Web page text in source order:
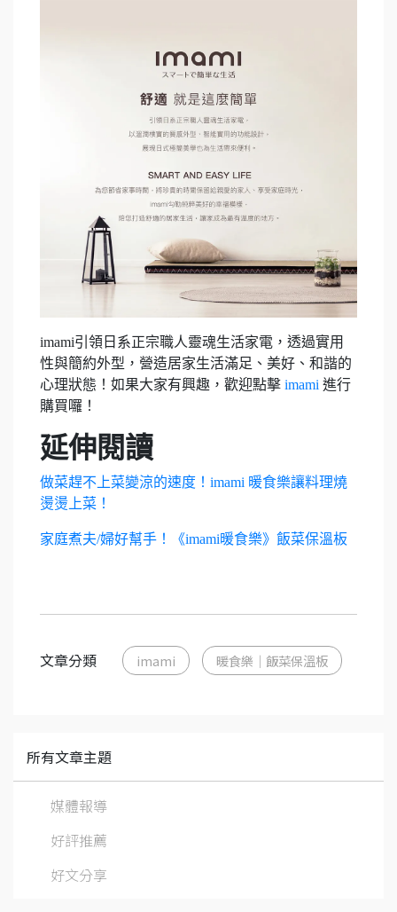
imami引領日系正宗職人靈魂生活家電，透過實用
性與簡約外型，營造居家生活滿足、美好、和諧的
心理狀態！如果大家有興趣，歡迎點擊 imami 進行
購買囉！
延伸閱讀
做菜趕不上菜變涼的速度！imami 暖食樂讓料理燒
燙燙上菜！
家庭煮夫/婦好幫手！《imami暖食樂》飯菜保溫板
文章分類 imami 暖食樂｜飯菜保溫板
所有文章主題
媒體報導
好評推薦
好文分享